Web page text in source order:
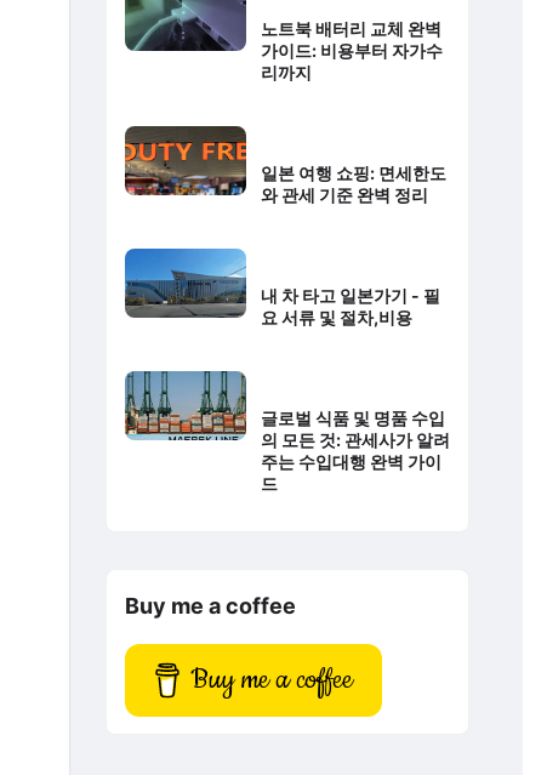
노트북 배터리 교체 완벽
가이드: 비용부터 자가수
리까지
일본 여행 쇼핑: 면세한도
와 관세 기준 완벽 정리
내 차 타고 일본가기 - 필
요 서류 및 절차,비용
글로벌 식품 및 명품 수입
의 모든 것: 관세사가 알려
주는 수입대행 완벽 가이
드
Buy me a coffee
Buy me a coffee